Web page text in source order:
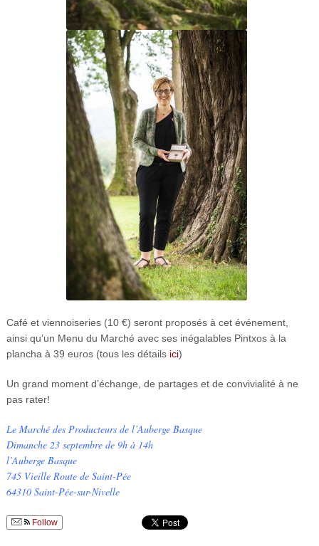
Café et viennoiseries (10 €) seront proposés à cet événement,
ainsi qu’un Menu du Marché avec ses inégalables Pintxos à la
plancha à 39 euros (tous les détails ici)
Un grand moment d’échange, de partages et de convivialité à ne
pas rater!
Le Marché des Producteurs de l’Auberge Basque
Dimanche 23 septembre de 9h à 14h
l’Auberge Basque
745 Vieille Route de Saint-Pée
64310 Saint-Pée-sur-Nivelle
Follow